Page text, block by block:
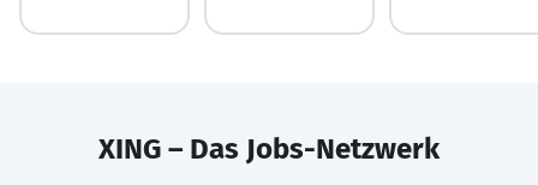
XING – Das Jobs-Netzwerk